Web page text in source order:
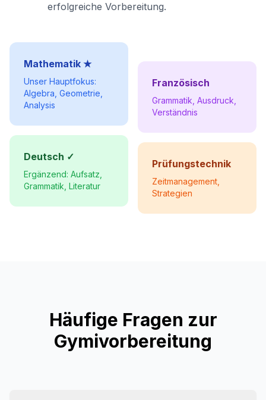
erfolgreiche Vorbereitung.
Mathematik ★
Unser Hauptfokus:
Algebra, Geometrie,
Analysis
Deutsch ✓
Ergänzend: Aufsatz,
Grammatik, Literatur
Französisch
Grammatik, Ausdruck,
Verständnis
Prüfungstechnik
Zeitmanagement,
Strategien
Häufige Fragen zur
Gymivorbereitung